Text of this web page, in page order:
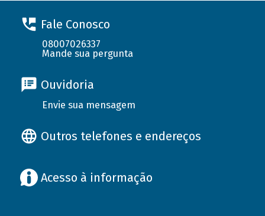
Fale Conosco
08007026337
Mande sua pergunta
Ouvidoria
Envie sua mensagem
Outros telefones e endereços
Acesso à informação